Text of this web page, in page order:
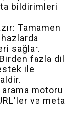
bildirimleri
Tamamen
sağlar.
fazla dil
ile
arama motoru
ve meta